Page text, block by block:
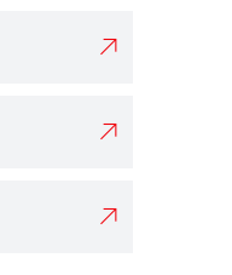


